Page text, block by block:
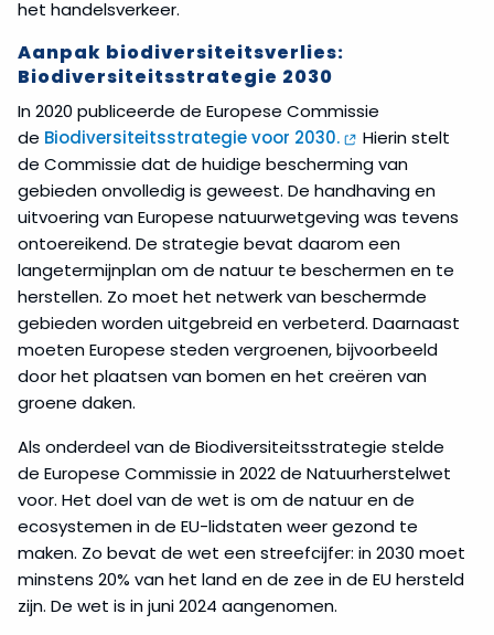
het handelsverkeer.
Aanpak biodiversiteitsverlies:
Biodiversiteitsstrategie 2030
In 2020 publiceerde de Europese Commissie
de Biodiversiteitsstrategie voor 2030.
Hierin stelt
de Commissie dat de huidige bescherming van
gebieden onvolledig is geweest. De handhaving en
uitvoering van Europese natuurwetgeving was tevens
ontoereikend. De strategie bevat daarom een
langetermijnplan om de natuur te beschermen en te
herstellen. Zo moet het netwerk van beschermde
gebieden worden uitgebreid en verbeterd. Daarnaast
moeten Europese steden vergroenen, bijvoorbeeld
door het plaatsen van bomen en het creëren van
groene daken.
Als onderdeel van de Biodiversiteitsstrategie stelde
de Europese Commissie in 2022 de Natuurherstelwet
voor. Het doel van de wet is om de natuur en de
ecosystemen in de EU-lidstaten weer gezond te
maken. Zo bevat de wet een streefcijfer: in 2030 moet
minstens 20% van het land en de zee in de EU hersteld
zijn. De wet is in juni 2024 aangenomen.